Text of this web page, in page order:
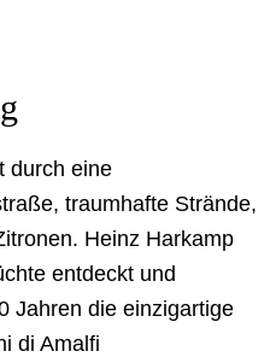
durch eine
traumhafte Strände,
Heinz Harkamp
entdeckt und
Jahren die einzigartige
di Amalfi